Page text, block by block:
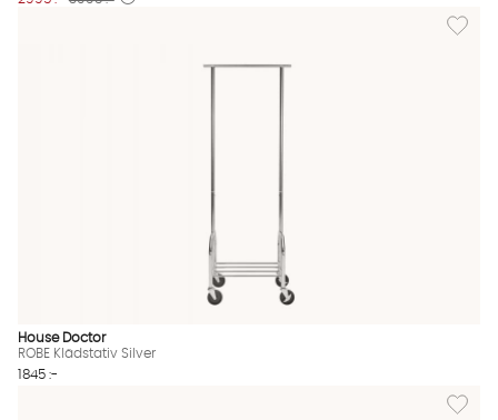
Lägg
House Doctor
ROBE Klädstativ Silver
1845 :-
Lägg